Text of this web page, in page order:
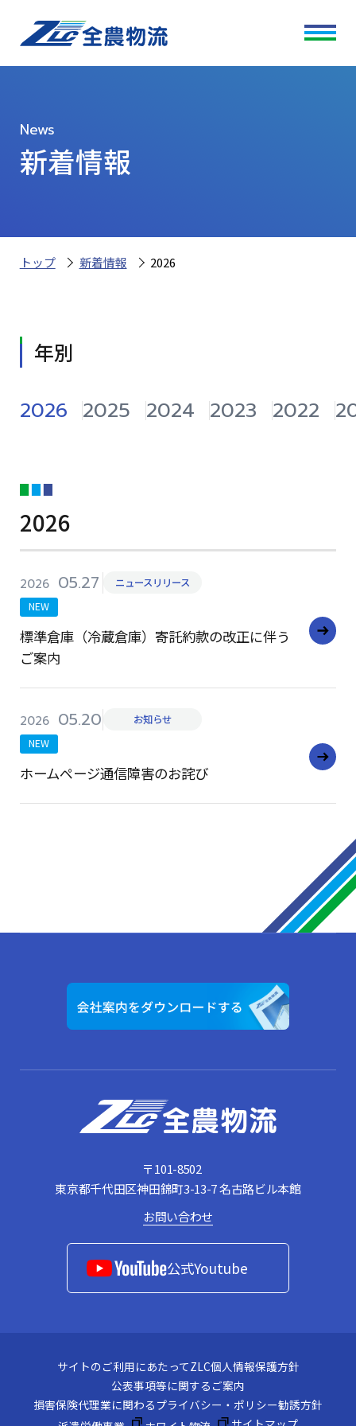
News
新着情報
トップ 新着情報 2026
年別
2026 2025 2024 2023 2022
2026
NEW
標準倉庫（冷蔵倉庫）寄託約款の改正に伴う
ご案内
ニュースリリース
2026 05.27
NEW
ホームページ通信障害のお詫び
お知らせ
2026 05.20
〒101-8502
東京都千代⽥区神⽥錦町3-13-7 名古路ビル本館
お問い合わせ
公式Youtube
サイトのご利用にあたってZLC個人情報保護方針
公表事項等に関するご案内
損害保険代理業に関わるプライバシー・ポリシー勧誘方針